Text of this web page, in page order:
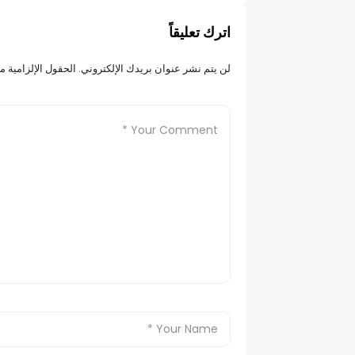
اترك تعليقاً
لن يتم نشر عنوان بريدك الإلكتروني. الحقول الإلزامية